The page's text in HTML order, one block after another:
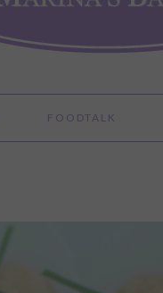
FOODTALK